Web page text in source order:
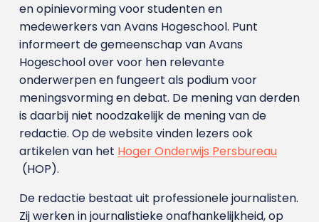
en opinievorming voor studenten en
medewerkers van Avans Hoge­school. Punt
informeert de gemeenschap van Avans
Hogeschool over voor hen relevante
onderwerpen en fungeert als podium voor
meningsvorming en debat. De mening van derden
is daarbij niet noodzakelijk de mening van de
redactie. Op de website vinden lezers ook
artikelen van het Hoger Onderwijs Persbureau
(HOP).
De redactie bestaat uit professionele journalisten.
Zij werken in journalistieke onafhankelijkheid, op